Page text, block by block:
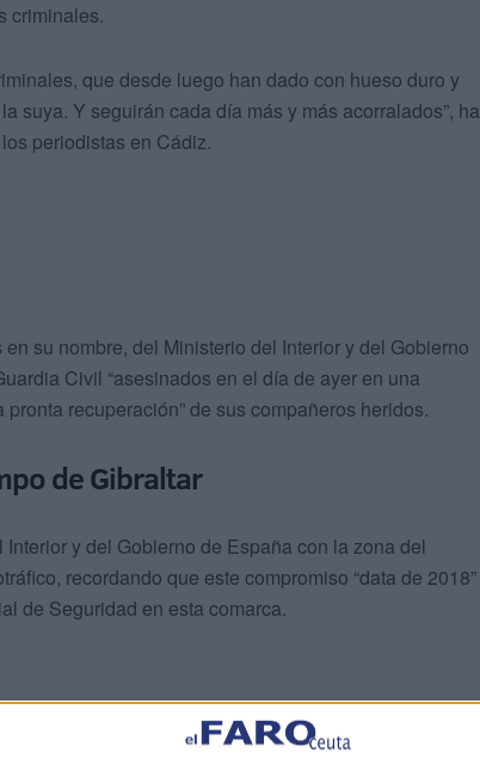
criminales.
que desde luego han dado con hueso duro y
suya. Y seguirán cada día más y más acorralados”, ha
periodistas en Cádiz.
su nombre, del Ministerio del Interior y del Gobierno
Civil “asesinados en el día de ayer en una
recuperación” de sus compañeros heridos.
de Gibraltar
y del Gobierno de España con la zona del
recordando que este compromiso “data de 2018”
de Seguridad en esta comarca.